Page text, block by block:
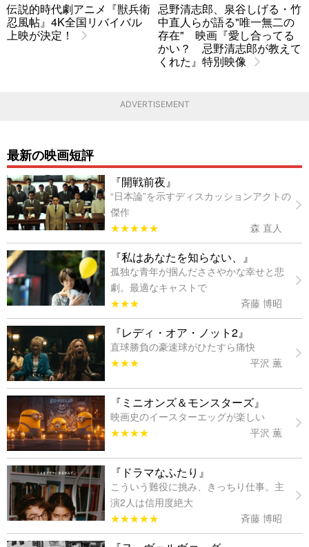
伝説的時代劇アニメ『獣兵衛
忍風帖』4K全国リバイバル
上映が決定！
忌野清志郎、泉谷しげる・竹
中直人らが語る"唯一無二の
存在" 映画『愛し合ってる
かい？ 忌野清志郎が教えて
くれた』特別映像
ADVERTISEMENT
最新の映画短評
『開戦前夜』
“日本論”を示すディスカッションアクトの
傑作
★★★★★
森 直人
『私はあなたを知らない、』
孤独な青年が掴んだささやかな幸せと悲
劇。最適なキャストで
★★★
斉藤 博昭
『レディ・オア・ノット2』
直球勝負の豪速球がひたすら痛快
★★★
平沢 薫
『ミニオンズ＆モンスターズ』
映画史のイースターエッグが楽しい
★★★★
平沢 薫
『ドラマなふたり』
こういう難役に挑み、きっちり仕事。主
演2人は信用度絶大
★★★★★
斉藤 博昭